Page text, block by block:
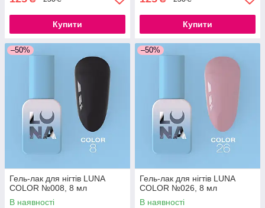
Купити Купити
–50%
Гель-лак для нігтів LUNA
COLOR №008, 8 мл
В наявності
–50%
Гель-лак для нігтів LUNA
COLOR №026, 8 мл
В наявності